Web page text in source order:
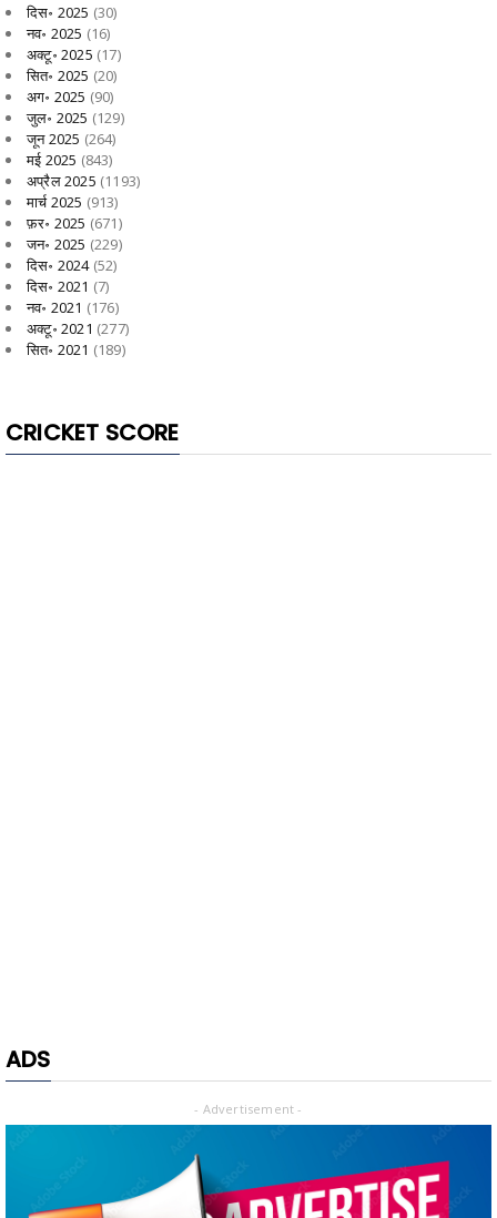
दिस॰ 2025 (30)
नव॰ 2025 (16)
अक्टू॰ 2025 (17)
सित॰ 2025 (20)
अग॰ 2025 (90)
जुल॰ 2025 (129)
जून 2025 (264)
मई 2025 (843)
अप्रैल 2025 (1193)
मार्च 2025 (913)
फ़र॰ 2025 (671)
जन॰ 2025 (229)
दिस॰ 2024(52)
दिस॰ 2021 (7)
नव॰ 2021 (176)
अक्टू॰ 2021 (277)
सित॰ 2021 (189)
CRICKET SCORE
ADS
- Advertisement -